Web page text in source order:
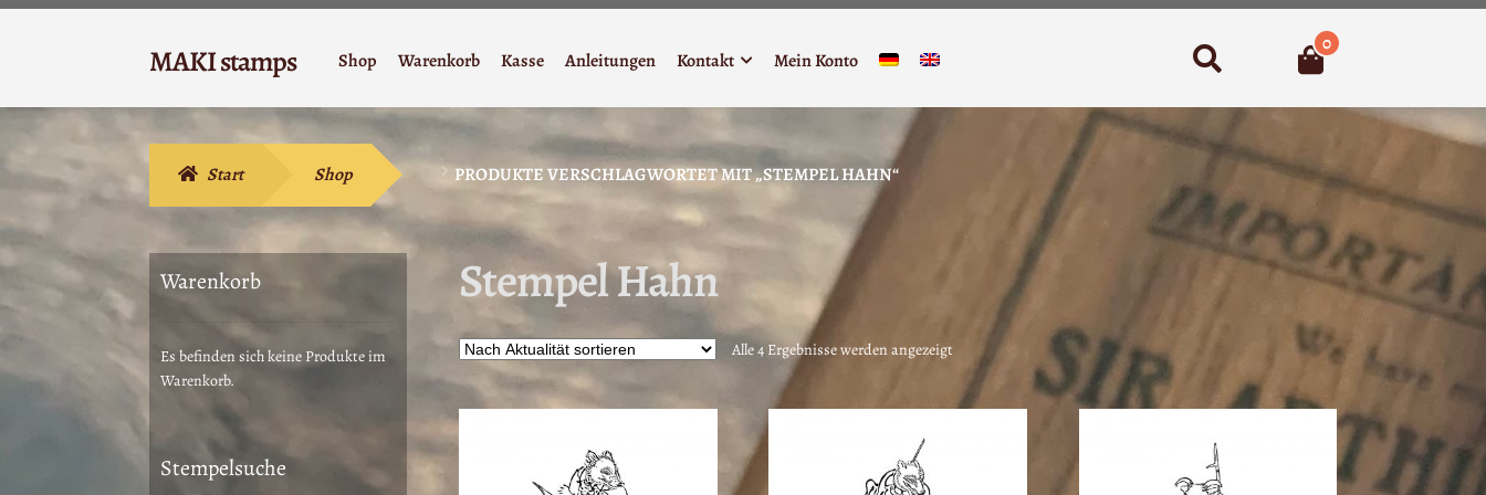
Zur
Navigation
springen
Zum
Inhalt
springen
MAKI stamps Shop Warenkorb Kasse Anleitungen Kontakt Mein Konto Suchen 0
Start Shop PRODUKTE VERSCHLAGWORTET MIT „STEMPEL HAHN“
Stempel Hahn
Alle 4 Ergebnisse werden angezeigt Nach
Aktualität
sortiert
Warenkorb
Es befinden sich keine Produkte im
Warenkorb.
Stempelsuche